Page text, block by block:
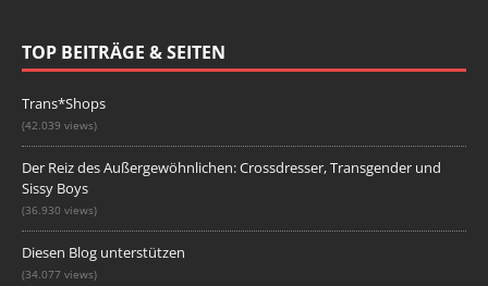
TOP BEITRÄGE & SEITEN
Trans*Shops
(42.039 views)
Der Reiz des Außergewöhnlichen: Crossdresser, Transgender und
Sissy Boys
(36.930 views)
Diesen Blog unterstützen
(34.077 views)